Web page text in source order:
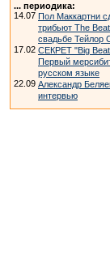
... периодика:
14.07 Пол Маккартни
трибьют The
свадьбе Тейлор
17.02 СЕКРЕТ "Big Beat
Первый
русском языке
22.09 Александр
интервью